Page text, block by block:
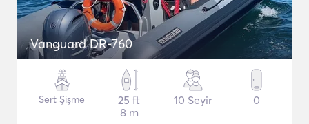
Vanguard DR-760
Sert Şişme
25 ft
8 m
10 Seyir 0